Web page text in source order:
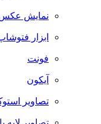
نمایش عکس
ابزار فتوشاپ
فونت
آیکون
تصاویر استوک